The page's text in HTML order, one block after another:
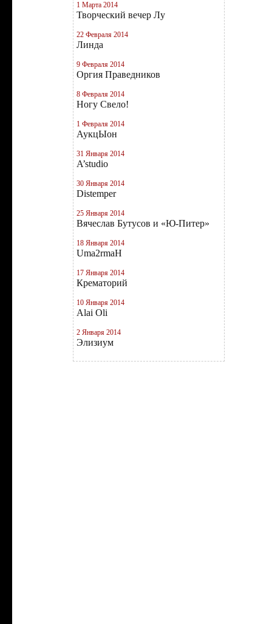
1 Марта 2014
Творческий вечер Лу
22 Февраля 2014
Линда
9 Февраля 2014
Оргия Праведников
8 Февраля 2014
Ногу Свело!
1 Февраля 2014
АукцЫон
31 Января 2014
A’studio
30 Января 2014
Distemper
25 Января 2014
Вячеслав Бутусов и «Ю-Питер»
18 Января 2014
Uma2rmaН
17 Января 2014
Крематорий
10 Января 2014
Alai Oli
2 Января 2014
Элизиум